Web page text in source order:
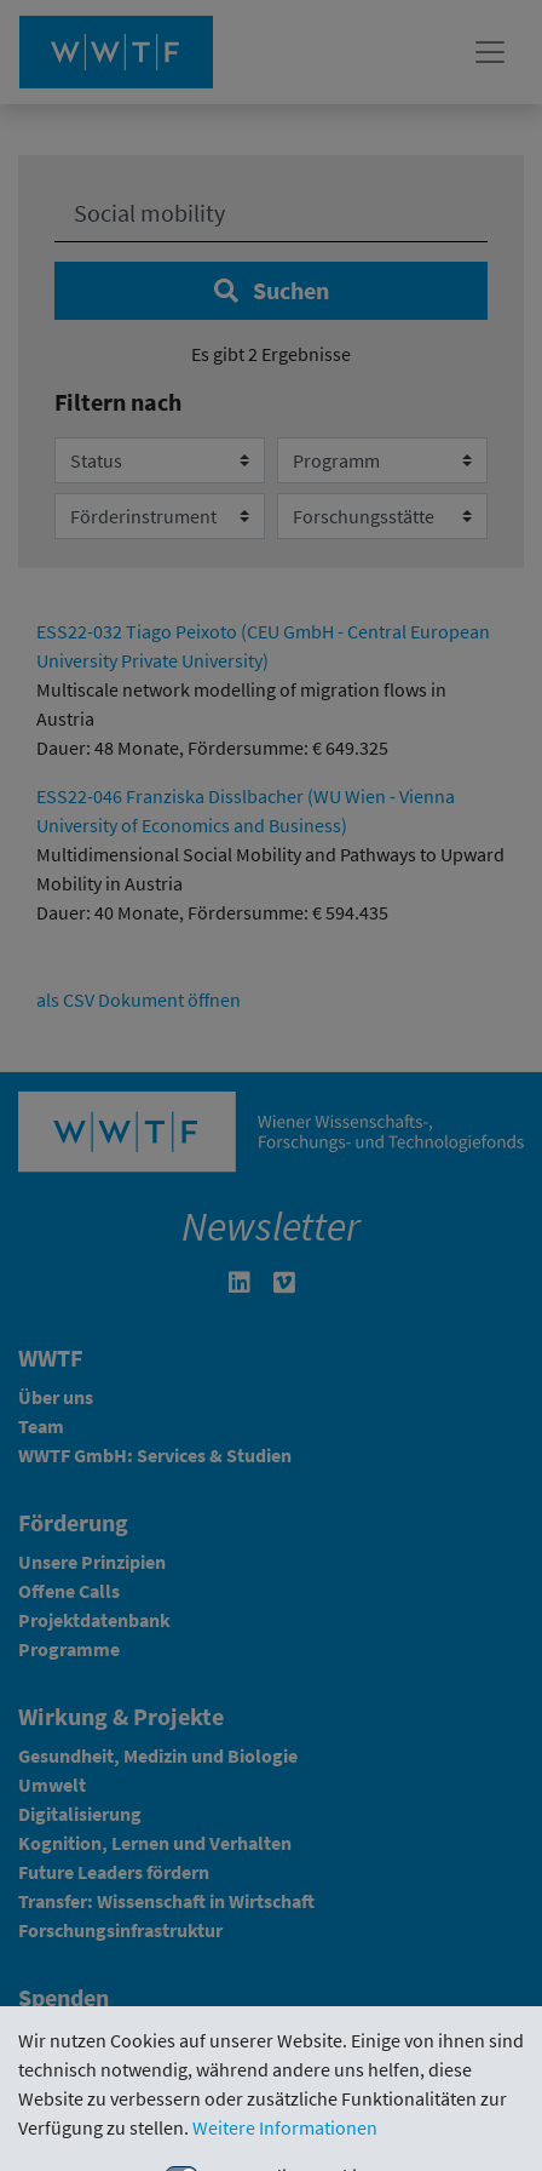
Suchen
Es gibt 2 Ergebnisse
Filtern nach
Status Programm
Förderinstrument Forschungsstätte
ESS22-032 Tiago Peixoto (CEU GmbH - Central European
University Private University)
Multiscale network modelling of migration flows in
Austria
Dauer: 48 Monate, Fördersumme: € 649.325
ESS22-046 Franziska Disslbacher (WU Wien - Vienna
University of Economics and Business)
Multidimensional Social Mobility and Pathways to Upward
Mobility in Austria
Dauer: 40 Monate, Fördersumme: € 594.435
als CSV Dokument öffnen
Newsletter
Linkedin in neuem Fenster öffnen
WWTF
Über uns
Team
WWTF GmbH: Services & Studien
Förderung
Unsere Prinzipien
Offene Calls
Projektdatenbank
Programme
Wirkung & Projekte
Gesundheit, Medizin und Biologie
Umwelt
Digitalisierung
Kognition, Lernen und Verhalten
Future Leaders fördern
Transfer: Wissenschaft in Wirtschaft
Forschungsinfrastruktur
Spenden
Fundraising
News
Intranet
Wir nutzen Cookies auf unserer Website. Einige von ihnen sind
technisch notwendig, während andere uns helfen, diese
Website zu verbessern oder zusätzliche Funktionalitäten zur
Verfügung zu stellen. Weitere Informationen